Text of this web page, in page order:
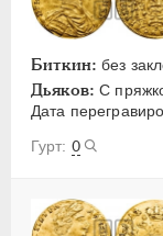
Биткин: без
Дьяков: С
Дата
0